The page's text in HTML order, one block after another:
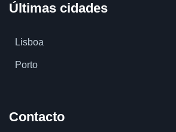
Últimas cidades
Lisboa
Porto
Contacto